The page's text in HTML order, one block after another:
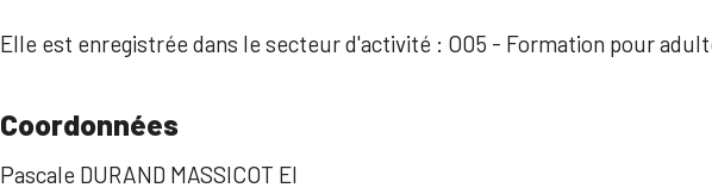
Elle est enregistrée dans le secteur d'activité : O05 - Formation pour
Coordonnées
Pascale DURAND MASSICOT EI